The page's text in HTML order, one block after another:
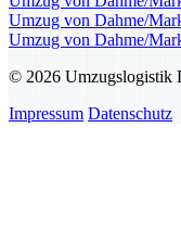
Umzug von Dahme/
Umzug von Dahme/
© 2026 Umzugslogistik
Impressum Datenschutz